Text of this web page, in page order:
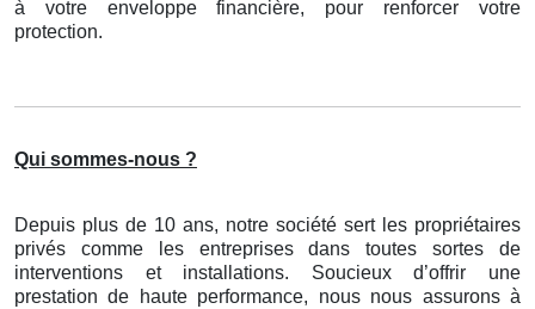
à votre enveloppe financière, pour renforcer votre
protection.
Qui sommes-nous ?
Depuis plus de 10 ans, notre société sert les propriétaires
privés comme les entreprises dans toutes sortes de
interventions et installations. Soucieux d’offrir une
prestation de haute performance, nous nous assurons à